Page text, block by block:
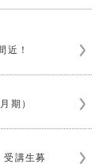
近！
期）
講生募